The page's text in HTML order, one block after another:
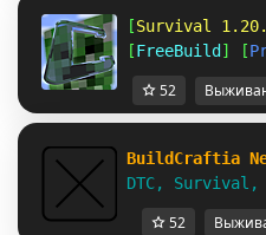
[Survival 1.20.x
[FreeBuild ] [
52
BuildCraftia
DTC, Survival,
52